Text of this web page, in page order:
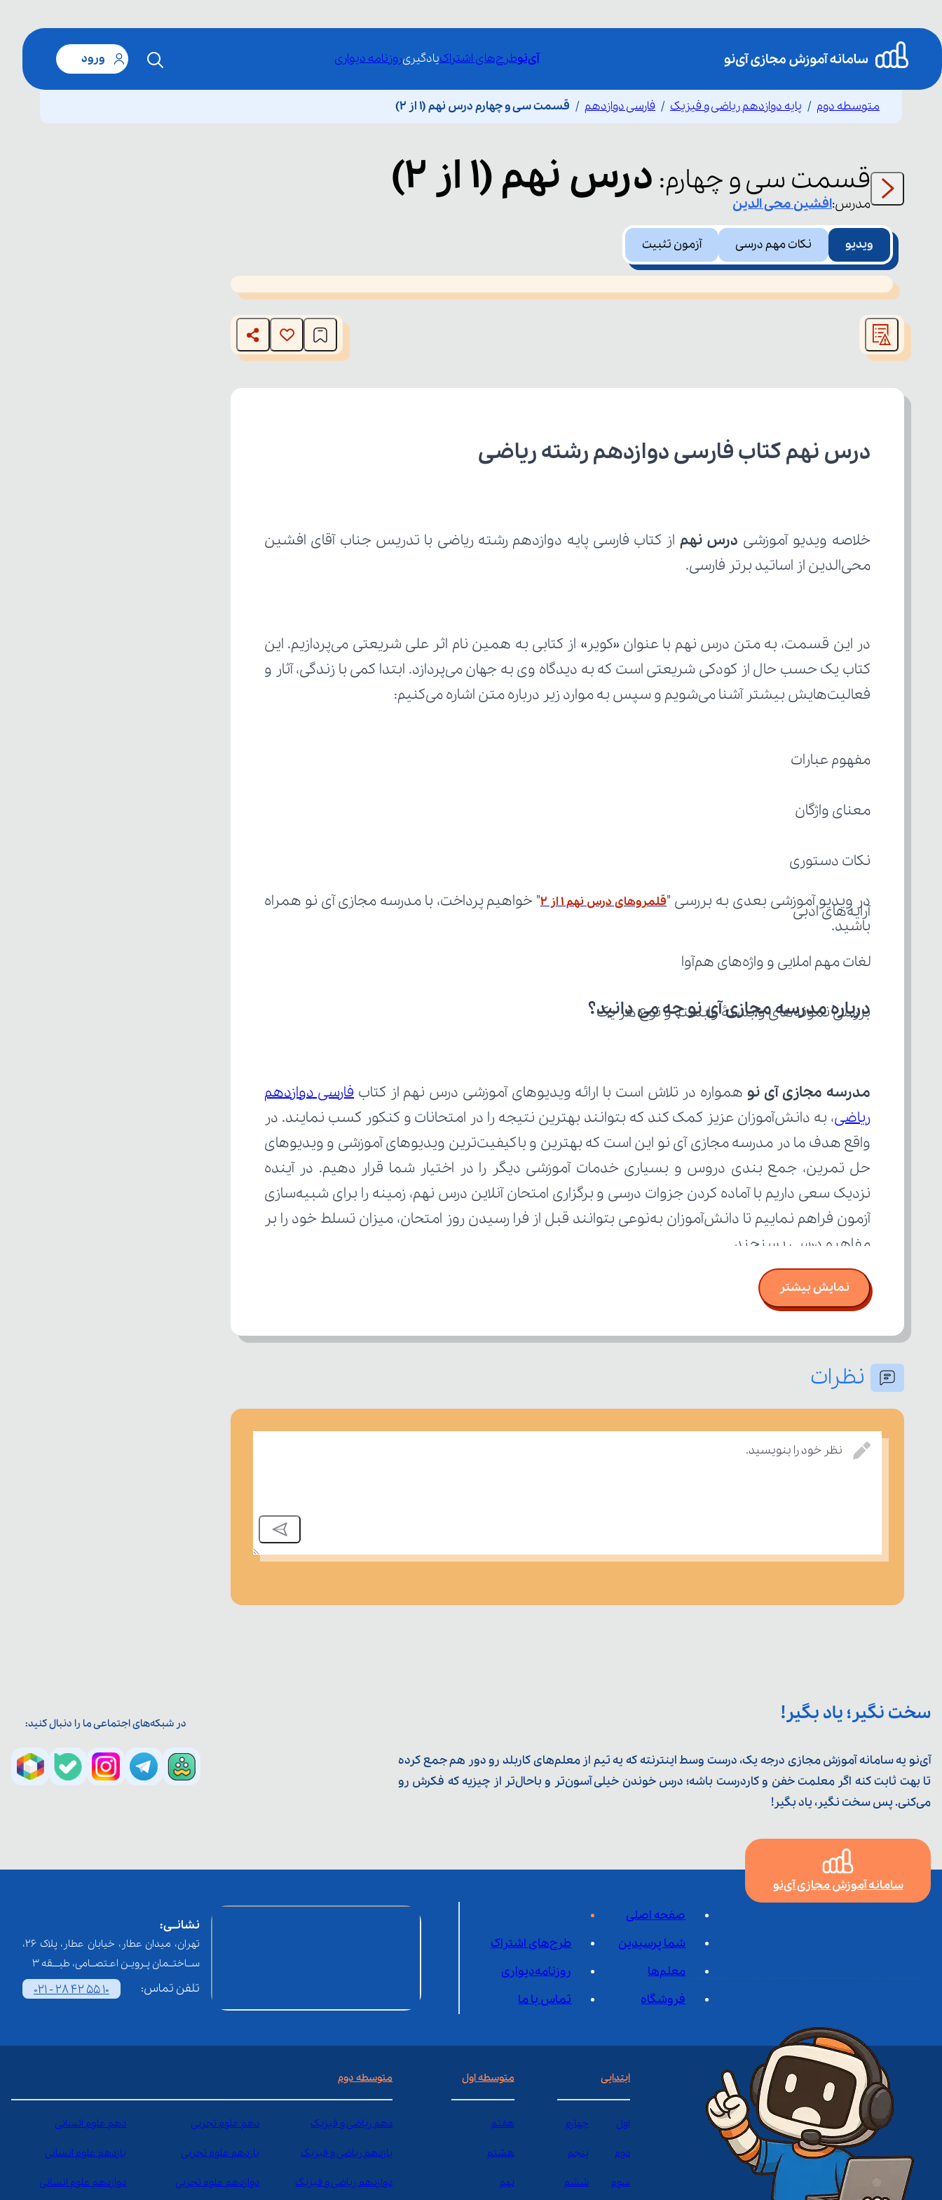
آی‌نوطرح‌های اشتراکیادگیریروزنامه دیواری ورود
متوسطه دوم پایه دوازدهم ریاضی و فیزیک فارسی دوازدهم قسمت سی و چهارم درس نهم (۱ از ۲)
قسمت سی و چهارم: درس نهم (۱ از ۲) مدرس:افشینمحی الدین
ویدیو نکات مهم درسی آزمون تثبیت
This
is
window.
درس نهم کتاب فارسی دوازدهم رشته ریاضی
خلاصه ویدیو آموزشی درس نهم از کتاب
محی‌الدین از اساتید برتر فارسی.
فعالیت‌هایش بیشتر آشنا می‌شویم و سپس به موارد زیر درباره متن اشاره می‌کنیم:
مفهوم عبارات
معنای واژگان
نکات دستوری
آرایه‌های ادبی
لغات مهم املایی و واژه‌های هم‌آوا
بررسی نمونه‌های وابستۀ وابسته و نوع هر یک
در ویدیو آموزشی بعدی به بررسی "قلمروهای درس نهم 1 از 2
باشید.
درباره مدرسه مجازی آی نو چه می‌ دانید؟
مدرسه مجازی آی نو همواره در تلاش است با ارائه ویدیوهای آموزشی درس نهم از کتاب
ریاضی
مفاهیم درسی بسنجند.
نمایش بیشتر
نظرات
نظر خود را بنویسید.
سخت نگیر؛ یاد بگیر!
آی‌نو یه سامانه آموزش مجازی درجه یک، درست وسط اینترنته که یه تیم از معلم‌‌های کاربلد رو دور هم جمع کرده
تا بهت ثابت کنه اگر معلمت خفن و کاردرست باشه؛ درس خوندن خیلی آسون‌تر و باحال‌تر از چیزیه که فکرش رو
می‌کنی. پس سخت نگیر، یاد بگیر!
در شبکه‌های اجتماعی ما را دنبال کنید:
سامانه آموزش مجازی آی‌نو
صفحه اصلی
شما پرسیدین
طرح‌های اشتراک
معلم‌ها
روزنامه‌دیواری
فروشگاه
تماس با ما
نشانــی:
تهران، میدان عطار، خیابان عطار، پلاک 26،
ســاختــمان پـرویـن اعـتصــامی، طبـــقه 3
تلفن تماس: 021 - 28 42 55 10
ابتدایی
اول چهارم
دوم پنجم
سوم ششم
متوسطه اول
هفتم
هشتم
نهم
متوسطه دوم
دهم ریاضی و فیزیک دهم علوم تجربی دهم علوم انسانی
یازدهم ریاضی و فیزیک یازدهم علوم تجربی یازدهم علوم انسانی
دوازدهم ریاضی و فیزیک دوازدهم علوم تجربی دوازدهم علوم انسانی